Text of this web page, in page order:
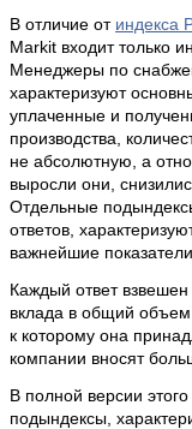
В отличие от индекса
Markit входит только
Менеджеры по
характеризуют
уплаченные и
производства,
не абсолютную, а
выросли они,
Отдельные
ответов,
важнейшие
Каждый ответ
вклада в общий объем
к которому она
компании вносят
В полной версии
подындексы,